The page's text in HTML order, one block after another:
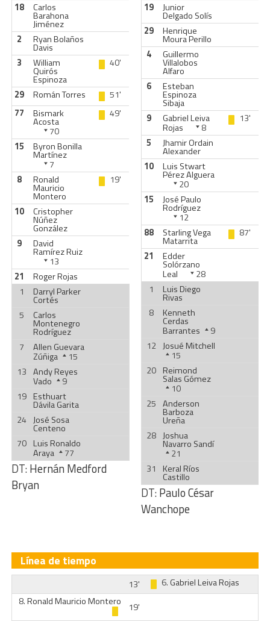
18
Carlos
Barahona
Jiménez
2
Ryan Bolaños
Davis
3
William
Quirós
Espinoza
40'
29 Román Torres
51'
77
Bismark
Acosta
70
49'
15 Byron Bonilla
Martínez
7
8
Ronald
Mauricio
Montero
19'
10 Cristopher
Núñez
González
9
David
Ramírez Ruiz
13
21
Roger Rojas
1
Darryl Parker
Cortés
5
Carlos
Montenegro
Rodríguez
7
Allen Guevara
Zúñiga
15
13 Andy Reyes
Vado
9
19 Esthuart
Dávila Garita
24 José Sosa
Centeno
70 Luis Ronaldo
Araya 77
DT:Hernán Medford
Bryan
19
Junior
Delgado Solís
29
Henrique
Moura Perillo
4
Guillermo
Villalobos
Alfaro
6
Esteban
Espinoza
Sibaja
9
Gabriel Leiva
Rojas 8
13'
5
Jhamir Ordain
Alexander
10
Luis Stwart
Pérez Alguera
20
15
José Paulo
Rodríguez
12
88
Starling Vega
Matarrita
87'
21
Edder
Solórzano
Leal
28
1
Luis Diego
Rivas
8
Kenneth
Cerdas
Barrantes
9
12 Josué Mitchell
15
20 Reimond
Salas Gómez
10
25 Anderson
Barboza
Ureña
28 Joshua
Navarro Sandí
21
31 Keral Ríos
Castillo
DT:Paulo César
Wanchope
Línea de tiempo
13' 6. Gabriel Leiva Rojas
8.Ronald Mauricio Montero
19'